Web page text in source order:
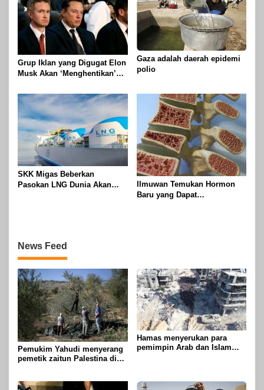
Grup Iklan yang Digugat Elon
Musk Akan ‘Menghentikan’
Gaza adalah daerah epidemi
polio
SKK Migas Beberkan
Pasokan LNG Dunia Akan
Ilmuwan Temukan Hormon
Baru yang Dapat
News Feed
Pemukim Yahudi menyerang
pemetik zaitun Palestina di
Hamas menyerukan para
pemimpin Arab dan Islam